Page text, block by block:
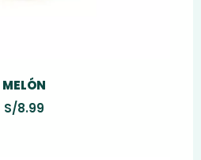
MELÓN
S/8.99